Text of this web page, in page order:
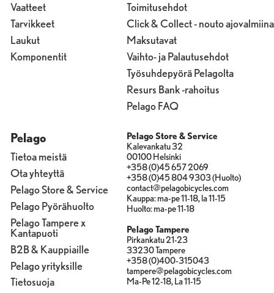
Vaatteet
Tarvikkeet
Laukut
Komponentit
Toimitusehdot
Click & Collect - nouto ajovalmiina
Maksutavat
Vaihto- ja Palautusehdot
Työsuhdepyörä Pelagolta
Resurs Bank -rahoitus
Pelago FAQ
Pelago
Tietoa meistä
Ota yhteyttä
Pelago Store & Service
Pelago Pyörähuolto
Pelago Tampere x
Kantapuoti
B2B & Kauppiaille
Pelago yrityksille
Tietosuoja
Pelago Store & Service
Kalevankatu 32
00100 Helsinki
+358 (0)45 657 2069
+358 (0)45 804 9303 (Huolto)
contact@pelagobicycles.com
Kauppa: ma-pe 11-18, la 11-15
Huolto: ma-pe 11-18
Pelago Tampere
Pirkankatu 21-23
33230 Tampere
+358 (0)400-315043
tampere@pelagobicycles.com
Ma-Pe 12-18, La 11-15